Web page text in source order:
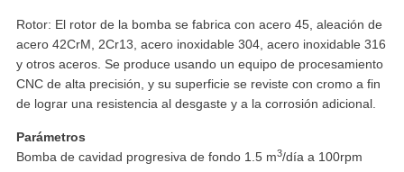
Rotor: El rotor de la bomba se fabrica con acero 45, aleación de
acero 42CrM, 2Cr13, acero inoxidable 304, acero inoxidable 316
y otros aceros. Se produce usando un equipo de procesamiento
CNC de alta precisión, y su superficie se reviste con cromo a fin
de lograr una resistencia al desgaste y a la corrosión adicional.
Parámetros
Bomba de cavidad progresiva de fondo 1.5 m3/día a 100rpm